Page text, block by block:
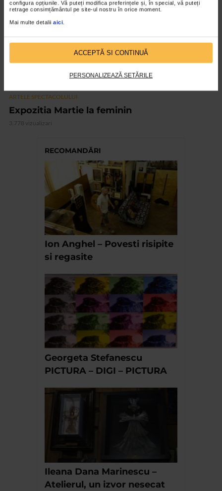
configura opțiunile. Vă puteți modifica preferințele și, în special, vă puteți
retrage consimțământul pe site-ul nostru în orice moment.
Mai multe detalii aici
ACCEPTĂ SI CONTINUĂ
PERSONALIZEAZĂ SETĂRILE
ARTELE SPECTACOLULUI
Expozitia Martie la feminin
3.778 vizualizari
RECOMANDĂRI
Ion Anghel – Povesti risipite
si regasite
Georgeta Stefanescu
PICTURA – DIGI – PICTURA
Ileana Dana Marinescu –
Atelierul, un izvor nesecat